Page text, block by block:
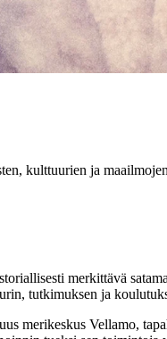
kulttuurien ja
merkittävä
tutkimuksen ja
merikeskus Vellamo,